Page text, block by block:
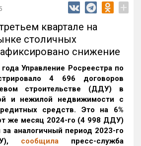
+
квартале на
столичных
снижение
Управление Росреестра по
4 696 договоров
строительстве (ДДУ) в
и нежилой недвижимости с
средств. Это на 6%
же месяц 2024-го (4 998 ДДУ)
аналогичный период 2023-го
, сообщила пресс-служба